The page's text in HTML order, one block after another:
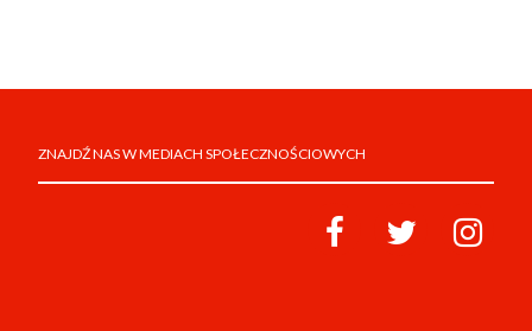
ZNAJDŹ NAS W MEDIACH SPOŁECZNOŚCIOWYCH